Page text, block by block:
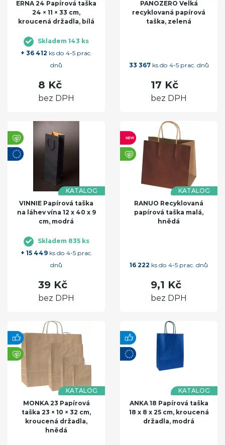
ERNA 24 Papírová taška
24 × 11 × 33 cm,
kroucená držadla, bílá
Skladem 143 ks
+ 36 412 ks do 4-5 prac.
dnů
8 Kč
bez DPH
PANOZERO Velká
recyklovaná papírová
taška, zelená
33 367ks do 4-5 prac. dnů
17 Kč
bez DPH
KATALOG
VINNIE Papírová taška
na láhev vína 12 x 40 x 9
cm, modrá
Skladem 835 ks
+ 15 449ks do 4-5 prac.
dnů
39 Kč
bez DPH
KATALOG
RANUO Recyklovaná
papírová taška malá,
hnědá
16 222 ks do 4-5 prac. dnů
9,1 Kč
bez DPH
KATALOG
MONKA 23 Papírová
taška 23 × 10 × 32 cm,
kroucená držadla,
hnědá
KATALOG
ANKA 18 Papírová taška
18 x 8 x 25 cm, kroucená
držadla, modrá